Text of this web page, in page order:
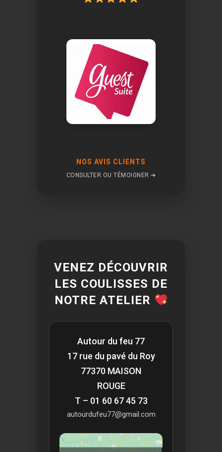
NOS AVIS CLIENTS
CONSULTER OU TÉMOIGNER ➔
VENEZ DÉCOUVRIR
LES COULISSES DE
NOTRE ATELIER
Autour du feu 77
17 rue du pavé du Roy
77370 MAISON
ROUGE
T – 01 60 67 45 73
autourdufeu77@gmail.com